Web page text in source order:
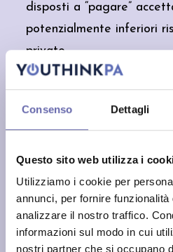
Consenso Dettagli
Questo sito web utilizza i
Utilizziamo i cookie per
annunci, per fornire
analizzare il nostro traffico.
informazioni sul modo in cui
nostri partner che si occupano
disposti a “pagare”
potenzialmente inferiori
privato.
media, molti lavoratori
sicurezza un valore
di chi preferisce la
Approfondisci qui
Sole 24
Congedo paritario,
perché è stato bocciato
martedì 24 febbraio